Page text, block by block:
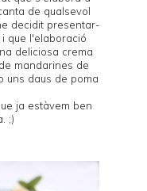
de qualsevol
decidit presentar-
que l'elaboració
deliciosa crema
mandarines de
uns daus de poma
ja estàvem ben
;)